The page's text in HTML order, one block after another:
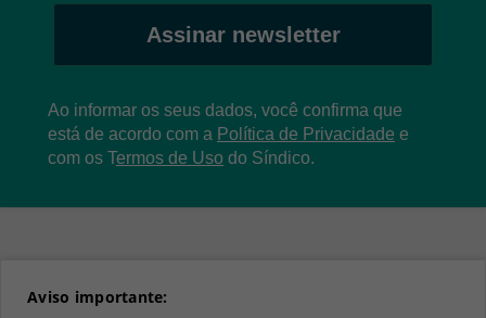
Assinar newsletter
Ao informar os seus dados, você confirma que
está de acordo com a Política de Privacidade e
com os Termos de Uso do Síndico.
Aviso importante: